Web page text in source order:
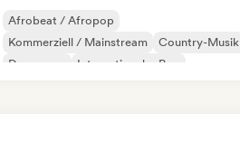
Afrobeat / Afropop
Kommerziell / Mainstream
Country-Musik
Dance pop
Internationaler Pop